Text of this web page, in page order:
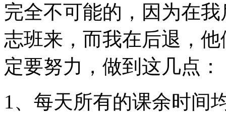
完全不可能的，因为在
志班来，而我在后退，
定要努力，做到这几点：
1、每天所有的课余时间